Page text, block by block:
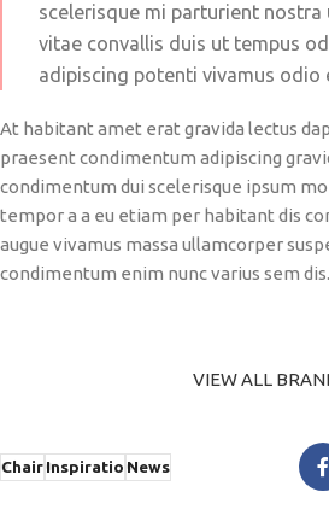
scelerisque mi parturient nostra
vitae convallis duis ut tempus
adipiscing potenti vivamus odio
At habitant amet erat gravida lectus
praesent condimentum adipiscing
condimentum dui scelerisque ipsum
tempor a a eu etiam per habitant dis
augue vivamus massa ullamcorper
condimentum enim nunc varius sem dis.
VIEW ALL
ChairInspiratioNews